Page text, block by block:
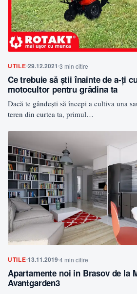
UTILE 29.12.2021 3 min citire
Ce trebuie să ştii înainte de a-ţi
motocultor pentru grădina ta
Dacă te gândeşti să începi a cultiva una
teren din curtea ta, primul…
UTILE 13.11.2019 4 min citire
Apartamente noi in Brasov de la
Avantgarden3